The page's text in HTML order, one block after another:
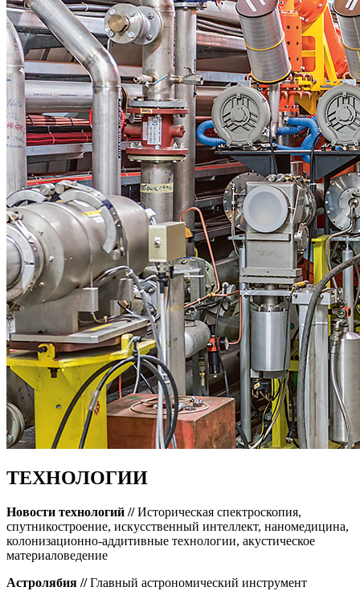
ТЕХНОЛОГИИ
Новости технологий //Историческая спектроскопия,
спутникостроение, искусственный интеллект, наномедицина,
колонизационно-​аддитивные технологии, акустическое
материаловедение
Астролябия //Главный астрономический инструмент